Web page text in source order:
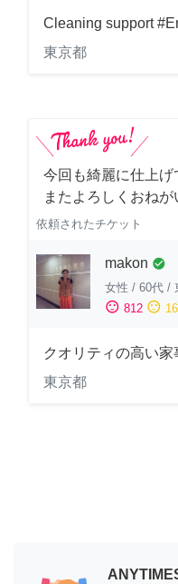
Cleaning support
東京都
今回も綺麗に仕上げ
またよろしくおねが
依頼されたチケット
makon check_circle
女性 / 60代 /
sentiment_satisfied 812 sentiment_neutral 16
クオリティの高い
東京都